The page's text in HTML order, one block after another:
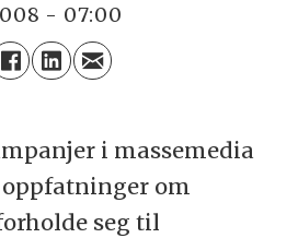
- 07:00
i massemedia
om
seg til